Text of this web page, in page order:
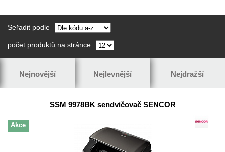
Seřadit podle
počet produktů na stránce
Nejnovější Nejlevnější Nejdražší
Akce
SSM 9978BK sendvičovač SENCOR